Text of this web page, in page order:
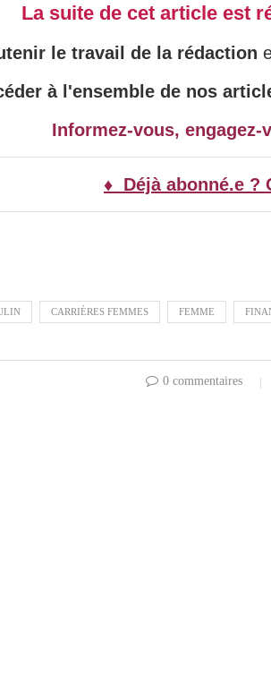
La suite de cet article est
le travail de la rédaction
à l'ensemble de nos
Informez-vous, engagez-
♦ Déjà abonné.e ?
CARRIÈRES FEMMES FEMME
0 commentaires